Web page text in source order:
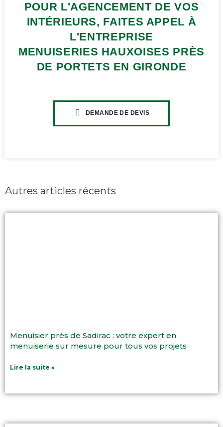
POUR L'AGENCEMENT DE VOS
INTÉRIEURS, FAITES APPEL À
L'ENTREPRISE
MENUISERIES HAUXOISES PRÈS
DE PORTETS EN GIRONDE
DEMANDE DE DEVIS
Autres articles récents
Menuisier près de Sadirac : votre expert en
menuiserie sur mesure pour tous vos projets
Lire la suite »